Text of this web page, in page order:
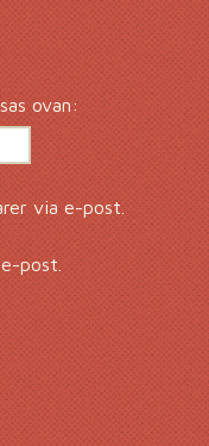
ovan:
via e-post.
post.